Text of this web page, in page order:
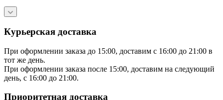
Курьерская доставка
При оформлении заказа до 15:00, доставим с 16:00 до 21:00 в
тот же день.
При оформлении заказа после 15:00, доставим на следующий
день, с 16:00 до 21:00.
Приоритетная доставка